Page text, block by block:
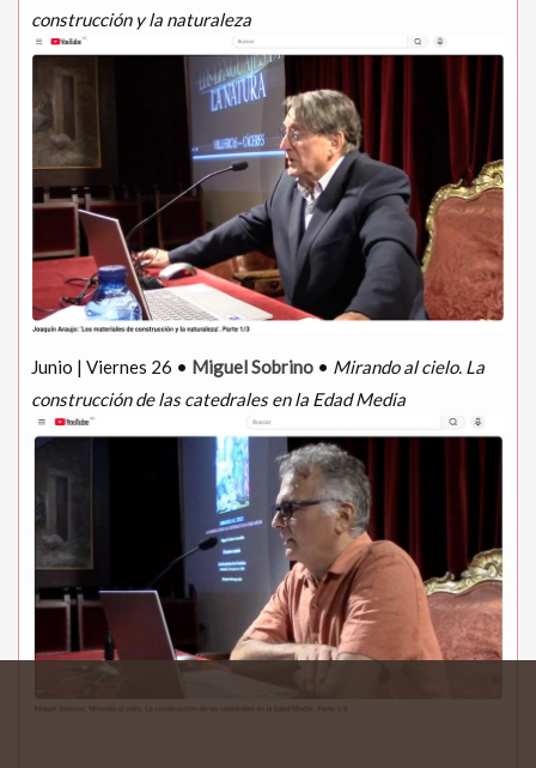
construcción y la naturaleza
Junio | Viernes 26 • Miguel Sobrino • Mirando al cielo. La
construcción de las catedrales en la Edad Media